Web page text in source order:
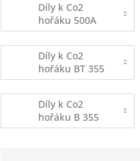
Díly k Co2
hořáku 500A
vodní
Díly k Co2
hořáku BT 355
Díly k Co2
hořáku B 355